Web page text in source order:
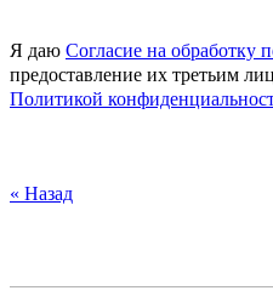
Я даю Согласие на обработку
предоставление их третьим
Политикой
« Назад